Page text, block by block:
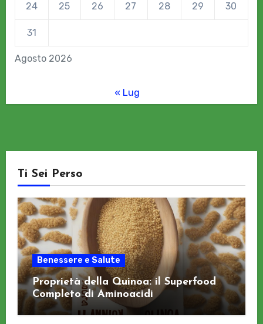
Agosto 2026
24 25 26 27 28 29 30
31
« Lug
Ti Sei Perso
Benessere e Salute
Proprietà della Quinoa: il Superfood
Completo di Aminoacidi